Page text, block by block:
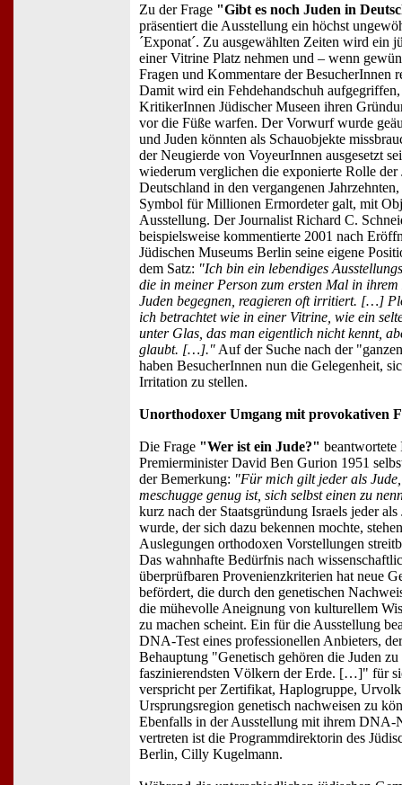
Zu der Frage "Gibt es noch Juden in
präsentiert die Ausstellung ein höchst
´Exponat´. Zu ausgewählten Zeiten wird ein
einer Vitrine Platz nehmen und – wenn
Fragen und Kommentare der BesucherInnen
Damit wird ein Fehdehandschuh
KritikerInnen Jüdischer Museen ihren
vor die Füße warfen. Der Vorwurf wurde
und Juden könnten als Schauobjekte
der Neugierde von VoyeurInnen ausgesetzt
wiederum verglichen die exponierte Rolle der
Deutschland in den vergangenen
Symbol für Millionen Ermordeter galt, mit
Ausstellung. Der Journalist Richard C.
beispielsweise kommentierte 2001 nach
Jüdischen Museums Berlin seine eigene
dem Satz: "Ich bin ein lebendiges
die in meiner Person zum ersten Mal in ihrem
Juden begegnen, reagieren oft irritiert. […]
ich betrachtet wie in einer Vitrine, wie ein
unter Glas, das man eigentlich nicht kennt,
glaubt. […]." Auf der Suche nach der
haben BesucherInnen nun die Gelegenheit,
Irritation zu stellen.
Unorthodoxer Umgang mit provokativen
Die Frage "Wer ist ein Jude?" beantwortete
Premierminister David Ben Gurion 1951
der Bemerkung: "Für mich gilt jeder als
meschugge genug ist, sich selbst einen zu
kurz nach der Staatsgründung Israels jeder als
wurde, der sich dazu bekennen mochte,
Auslegungen orthodoxen Vorstellungen
Das wahnhafte Bedürfnis nach
überprüfbaren Provenienzkriterien hat neue
befördert, die durch den genetischen
die mühevolle Aneignung von kulturellem
zu machen scheint. Ein für die Ausstellung
DNA-Test eines professionellen Anbieters,
Behauptung "Genetisch gehören die Juden zu
faszinierendsten Völkern der Erde. […]" für
verspricht per Zertifikat, Haplogruppe,
Ursprungsregion genetisch nachweisen zu
Ebenfalls in der Ausstellung mit ihrem DNA-
vertreten ist die Programmdirektorin des
Berlin, Cilly Kugelmann.